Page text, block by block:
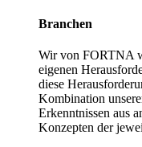
Branchen
Wir von FORTNA
eigenen
diese
Kombination
Erkenntnissen aus
Konzepten der